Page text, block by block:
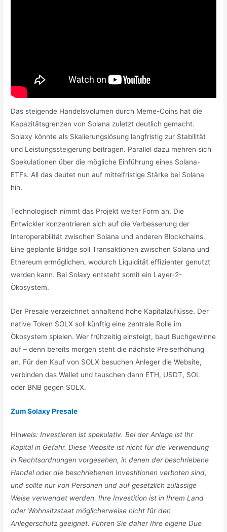
Das steigende Handelsvolumen durch Meme-Coins hat die
Kapazitätsgrenzen von Solana zuletzt deutlich gemacht.
Solaxy könnte als Skalierungslösung langfristig zur Stabilität
und Leistungssteigerung beitragen. Parallel dazu mehren sich
Spekulationen über die mögliche Einführung eines Solana-
ETFs. All das deutet nun auf mittelfristige Stärke bei Solana
hin.
Technologisch nimmt das Projekt weiter Form an. Die
Entwickler konzentrieren sich auf die Verbesserung der
Interoperabilität zwischen Solana und anderen Blockchains.
Eine geplante Bridge soll Transaktionen zwischen Solana und
Ethereum ermöglichen, wodurch Liquidität effizienter genutzt
werden kann. Bei Solaxy entsteht somit ein Layer-2-
Ökosystem.
Der Presale verzeichnet anhaltend hohe Kapitalzuflüsse. Der
native Token SOLX soll künftig eine zentrale Rolle im
Ökosystem spielen. Wer frühzeitig einsteigt, baut Buchgewinne
auf – denn bereits morgen steht die nächste Preiserhöhung
an. Für den Kauf von SOLX besuchen Anleger die Website,
verbinden das Wallet und tauschen dann ETH, USDT, SOL
oder BNB gegen SOLX.
Zum Solaxy Presale
Hinweis: Investieren ist spekulativ. Bei der Anlage ist Ihr
Kapital in Gefahr. Diese Website ist nicht für die Verwendung
in Rechtsordnungen vorgesehen, in denen der beschriebene
Handel oder die beschriebenen Investitionen verboten sind,
und sollte nur von Personen und auf gesetzlich zulässige
Weise verwendet werden. Ihre Investition ist in Ihrem Land
oder Wohnsitzstaat möglicherweise nicht für den
Anlegerschutz geeignet. Führen Sie daher Ihre eigene Due